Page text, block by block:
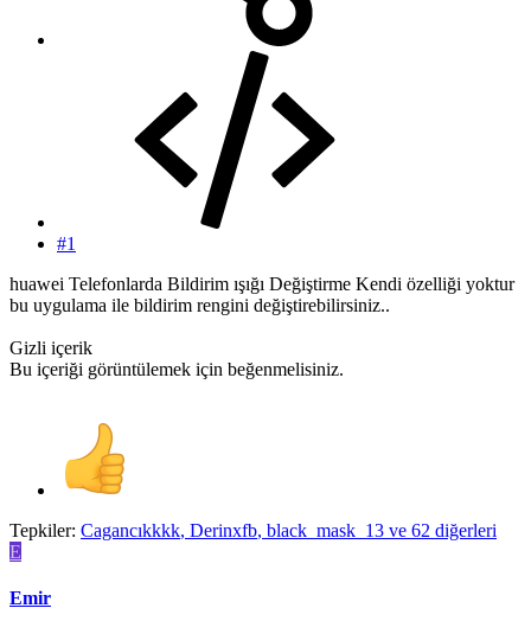
#1
huawei Telefonlarda Bildirim ışığı Değiştirme Kendi özelliği yoktur
bu uygulama ile bildirim rengini değiştirebilirsiniz..
Gizli içerik
Bu içeriği görüntülemek için beğenmelisiniz.
Tepkiler: Cagancıkkkk, Derinxfb, black_mask_13 ve 62 diğerleri
E
Emir